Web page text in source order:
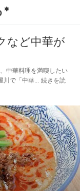
など中華が
中華料理を満喫したい
川で「中華
続きを読